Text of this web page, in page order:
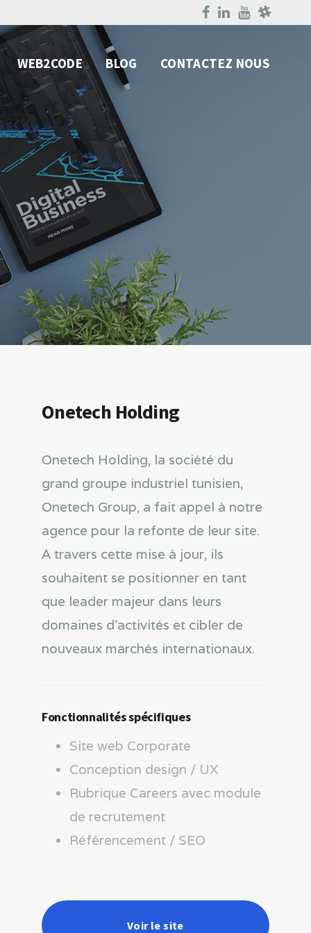
WEB2CODE BLOG CONTACTEZ NOUS
Onetech Holding
Onetech Holding, la société du
grand groupe industriel tunisien,
Onetech Group, a fait appel à notre
agence pour la refonte de leur site.
A travers cette mise à jour, ils
souhaitent se positionner en tant
que leader majeur dans leurs
domaines d’activités et cibler de
nouveaux marchés internationaux.
Fonctionnalités spécifiques
Site web Corporate
Conception design / UX
Rubrique Careers avec module
de recrutement
Référencement / SEO
Voir le site